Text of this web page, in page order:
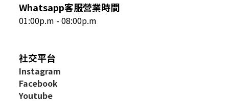
Whatsapp客服營業時間
01:00p.m - 08:00p.m
社交平台
Instagram
Facebook
Youtube